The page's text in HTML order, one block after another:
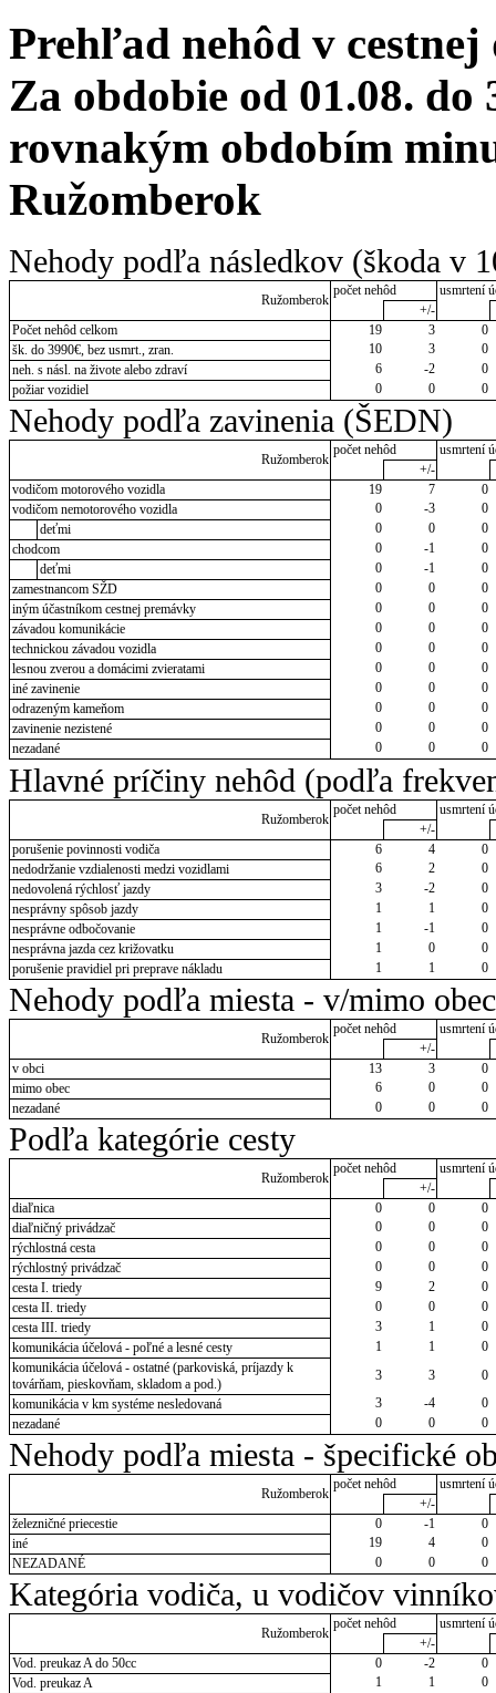
Prehľad nehôd v cestnej
Za obdobie od 01.08. do
rovnakým obdobím
Ružomberok
Nehody podľa následkov (škoda v
Ružomberok
počet nehôd
usmrtení
+/-
Počet nehôd celkom
19 3
0
šk. do 3990€, bez usmrt., zran.
10 3
0
neh. s násl. na živote alebo zdraví
6 -2
0
požiar vozidiel
0 0 0
Nehody podľa zavinenia (ŠEDN)
Ružomberok
počet nehôd
usmrtení
+/-
vodičom motorového vozidla
19 7
0
vodičom nemotorového vozidla
0 -3
0
deťmi
0 0
0
chodcom
0 -1
0
deťmi
0 -1
0
zamestnancom SŽD
0 0
0
iným účastníkom cestnej premávky
0 0
0
závadou komunikácie
0 0
0
technickou závadou vozidla
0 0
0
lesnou zverou a domácimi zvieratami
0 0
0
iné zavinenie
0 0
0
odrazeným kameňom
0 0
0
zavinenie nezistené
0 0
0
nezadané
0 0 0
Hlavné príčiny nehôd (podľa
Ružomberok
počet nehôd
usmrtení
+/-
porušenie povinnosti vodiča
6 4
0
nedodržanie vzdialenosti medzi vozidlami
6 2
0
nedovolená rýchlosť jazdy
3 -2
0
nesprávny spôsob jazdy
1 1
0
nesprávne odbočovanie
1 -1
0
nesprávna jazda cez križovatku
1 0
0
porušenie pravidiel pri preprave nákladu
1 1 0
Nehody podľa miesta - v/mimo obec
Ružomberok
počet nehôd
usmrtení
+/-
v obci
13 3
0
mimo obec
6 0
0
nezadané
0 0 0
Podľa kategórie cesty
Ružomberok
počet nehôd
usmrtení
+/-
diaľnica
0 0
0
diaľničný privádzač
0 0
0
rýchlostná cesta
0 0
0
rýchlostný privádzač
0 0
0
cesta I. triedy
9 2
0
cesta II. triedy
0 0
0
cesta III. triedy
3 1
0
komunikácia účelová - poľné a lesné cesty
1 1
0
komunikácia účelová - ostatné (parkoviská, príjazdy k
továrňam, pieskovňam, skladom a pod.)
3 3
0
komunikácia v km systéme nesledovaná
3 -4
0
nezadané
0 0 0
Nehody podľa miesta - špecifické
Ružomberok
počet nehôd
usmrtení
+/-
železničné priecestie
0 -1
0
iné
19 4
0
NEZADANÉ
0 0 0
Kategória vodiča, u vodičov
Ružomberok
počet nehôd
usmrtení
+/-
Vod. preukaz A do 50cc
0 -2
0
Vod. preukaz A
1 1
0